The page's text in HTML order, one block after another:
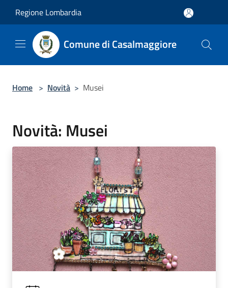
Regione Lombardia
Comune di Casalmaggiore
Home > Novità > Musei
Novità: Musei